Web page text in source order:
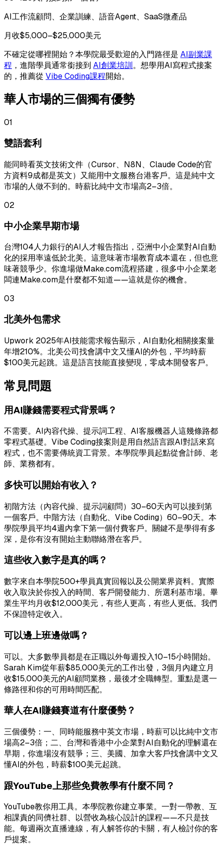
AI工作流顧問、企業訓練、語音Agent、SaaS微產品
月收$5,000–$25,000美元
不確定從哪裡開始？本學院最受歡迎的入門路徑是 AI副業課
程 ，進階學員通常銜接到 AI創業培訓。想學用AI寫程式接案
的，推薦從 Vibe Coding課程開始。
華人市場的三個獨有優勢
01
雙語套利
能同時看英文技術文件（Cursor、N8N、Claude Code的官
方資料9成都是英文）又能用中文服務台港客戶。這是純中文
市場的人做不到的。時薪比純中文市場高2–3倍。
02
中小企業早期市場
台灣104人力銀行的AI人才報告指出，亞洲中小企業對AI自動
化的採用率遠低於北美。這意味著市場教育成本還在，但也意
味著競爭少。你進場做Make.com流程搭建，很多中小企業老
闆連Make.com是什麼都不知道——這就是你的機會。
03
北美外包需求
Upwork 2025年AI技能需求報告顯示，AI自動化相關接案量
年增210%。北美公司找會講中文又懂AI的外包，平均時薪
$100美元起跳。這是語言技能直接變現，零成本開發客戶。
常見問題
用AI賺錢需要程式背景嗎？
不需要。AI內容代操、提示詞工程、AI客服機器人這幾條路都
零程式基礎。Vibe Coding接案則是用自然語言跟AI對話來寫
程式，也不需要傳統資工背景。本學院學員起點從會計師、老
師、業務都有。
多快可以開始有收入？
初階方法（內容代操、提示詞顧問）30–60天內可以接到第
一個客戶。中階方法（自動化、Vibe Coding）60–90天。本
學院學員平均4週內拿下第一個付費客戶。關鍵不是學得有多
深，是你有沒有開始主動聯絡潛在客戶。
這些收入數字是真的嗎？
數字來自本學院500+學員真實回報以及公開業界資料。實際
收入取決於你投入的時間、客戶開發能力、所選利基市場。畢
業生平均月收$12,000美元，有些人更高，有些人更低。我們
不保證特定收入。
可以邊上班邊做嗎？
可以。大多數學員都是在正職以外每週投入10–15小時開始。
Sarah Kim從年薪$85,000美元的工作出發，3個月內建立月
收$15,000美元的AI顧問業務，最後才全職轉型。重點是選一
條路徑和你的可用時間匹配。
華人在AI賺錢賽道有什麼優勢？
三個優勢：一、同時能服務中英文市場，時薪可以比純中文市
場高2–3倍；二、台灣和香港中小企業對AI自動化的理解還在
早期，你進場沒有競爭；三、美國、加拿大客戶找會講中文又
懂AI的外包，時薪$100美元起跳。
跟YouTube上那些免費教學有什麼不同？
YouTube教你用工具。本學院教你建立事業。一對一帶教、互
相課責的同儕社群、以營收為核心設計的課程——不只是技
能。每週兩次直播連線，有人解答你的卡關，有人檢討你的客
戶提案。